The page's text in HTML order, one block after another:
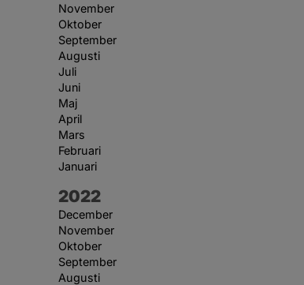
November
Oktober
September
Augusti
Juli
Juni
Maj
April
Mars
Februari
Januari
År:
2022
December
November
Oktober
September
Augusti